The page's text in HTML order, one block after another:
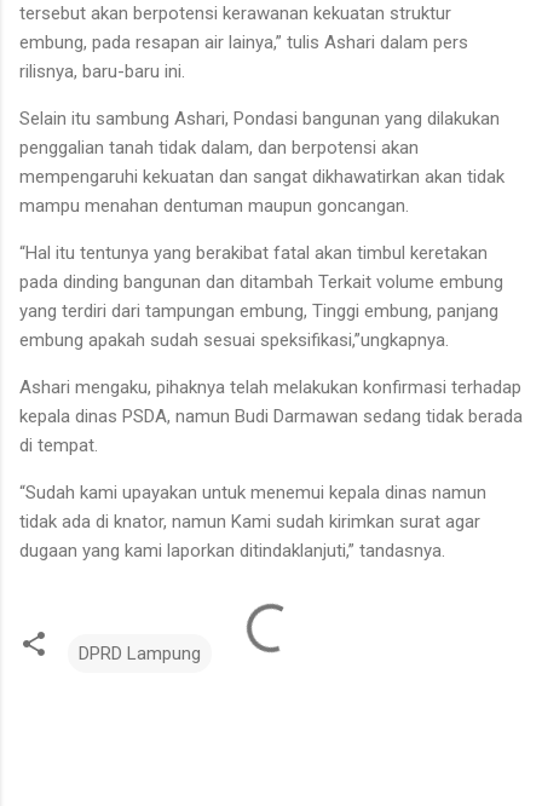
tersebut akan berpotensi kerawanan kekuatan struktur
embung, pada resapan air lainya,” tulis Ashari dalam pers
rilisnya, baru-baru ini.
Selain itu sambung Ashari, Pondasi bangunan yang dilakukan
penggalian tanah tidak dalam, dan berpotensi akan
mempengaruhi kekuatan dan sangat dikhawatirkan akan tidak
mampu menahan dentuman maupun goncangan.
“Hal itu tentunya yang berakibat fatal akan timbul keretakan
pada dinding bangunan dan ditambah Terkait volume embung
yang terdiri dari tampungan embung, Tinggi embung, panjang
embung apakah sudah sesuai speksifikasi,”ungkapnya.
Ashari mengaku, pihaknya telah melakukan konfirmasi terhadap
kepala dinas PSDA, namun Budi Darmawan sedang tidak berada
di tempat.
“Sudah kami upayakan untuk menemui kepala dinas namun
tidak ada di knator, namun Kami sudah kirimkan surat agar
dugaan yang kami laporkan ditindaklanjuti,” tandasnya.
DPRD Lampung